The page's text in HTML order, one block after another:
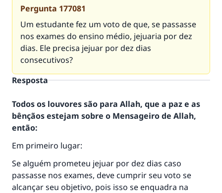
Pergunta 177081
Um estudante fez um voto de que, se passasse
nos exames do ensino médio, jejuaria por dez
dias. Ele precisa jejuar por dez dias
consecutivos?
Resposta
Todos os louvores são para Allah, que a paz e as
bênçãos estejam sobre o Mensageiro de Allah,
então:
Em primeiro lugar:
Se alguém prometeu jejuar por dez dias caso
passasse nos exames, deve cumprir seu voto se
alcançar seu objetivo, pois isso se enquadra na